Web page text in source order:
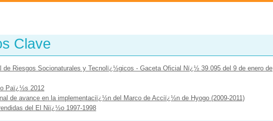
Clave
de Riesgos Socionaturales y Tecnolï¿½gicos - Gaceta Oficial Nï¿½ 39.095 del 9 de enero de
Paï¿½s 2012
de avance en la implementaciï¿½n del Marco de Acciï¿½n de Hyogo (2009-2011)
del El Niï¿½o 1997-1998